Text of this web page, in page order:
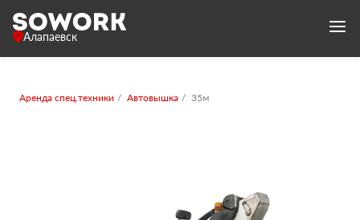
Алапаевск
Аренда спец.техники Автовышка 35м